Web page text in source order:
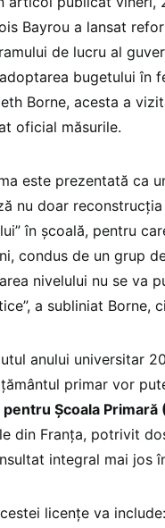
Bayrou a lansat
de lucru al
bugetului în
Borne, acesta a
oficial măsurile.
este prezentată ca
nu doar
în școală, pentru
condus de un grup
nivelului nu se va
a subliniat Borne,
anului universitar
primar vor
Școala Primară
din Franța, potrivit
integral mai jos
licențe va include: